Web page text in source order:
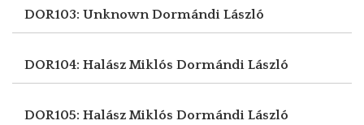
DOR103: UnknownDormándi László
DOR104: Halász Miklós Dormándi László
DOR105: Halász Miklós Dormándi László